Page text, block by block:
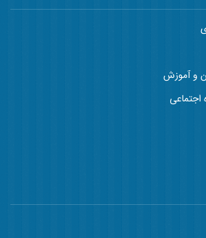
و آموزش
اجتماعی